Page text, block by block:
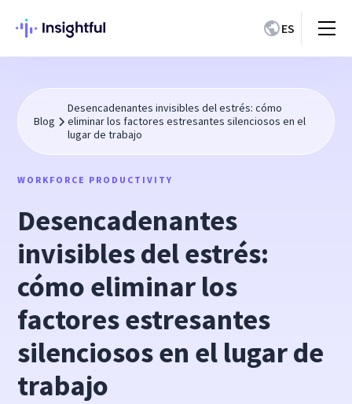
ES
Blog
Desencadenantes invisibles del estrés: cómo
eliminar los factores estresantes silenciosos en el
lugar de trabajo
WORKFORCE PRODUCTIVITY
Desencadenantes
invisibles del estrés:
cómo eliminar los
factores estresantes
silenciosos en el lugar de
trabajo